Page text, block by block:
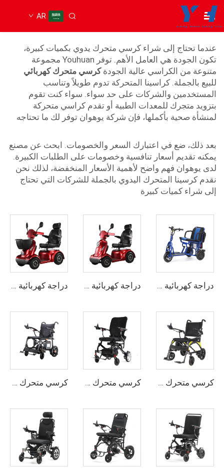
AR كرسي متحرك يدوي
عندما تحتاج إلى شراء كرسي متحرك يدوي بكميات كبيرة،
تكون الجودة هي العامل الأهم. توفر Youhuan مجموعة
متنوعة من الكراسي عالية الجودةكرسي متحرك كهربائي
للبيع بالجملة. كراسينا المتحركة تدوم طويلاً وتناسب
المستخدمين والشركات على حد سواء. سواء كنت تقوم
بتزويد متجرك للمعدات الطبية أو تقدم كراسي متحركة
لمنشأة صحية بأكملها، فإن شركة يوهوان توفر لك ما تحتاجه
بعد ذلك، ضع في اعتبارك السعر والخصومات. ابحث عن مصنع
يمكنه تقديم أسعار تنافسية وخصومات على الطلبات الكبيرة.
لدى يوهوان فهم واضح لأهمية الأسعار المنخفضة، لذلك نحن
نقدم كرسينا المتحرك اليدوي بالجملة للشركات التي تحتاج
إلى شراء كميات كبيرة
دراجة كهربائية حمراء بأربع عجلات لكبار السن دراجة كهربائية حمراء بأربع عجلات لكبار السن دراجة كهربائية متنقلة بأربع عجلات للسفر لكبار السن البالغين
كرسي متحرك كهربائي خفيف الوزن قابل للطي يعمل ببطارية ليثيوم 24 فولت من ألياف الكربون المحمولة كرسي متحرك كهربائي بمحرك من ألياف الكربون خفيف الوزن وقابل للنقل أثناء السفر كرسي متحرك كهربائي خفيف الوزن من ألياف الكربون